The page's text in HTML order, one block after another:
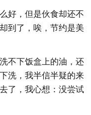
好，但是伙食却还不
到了，唉，节约是美
不下饭盒上的油，还
洗，我半信半疑的来
了，我心想：没尝试